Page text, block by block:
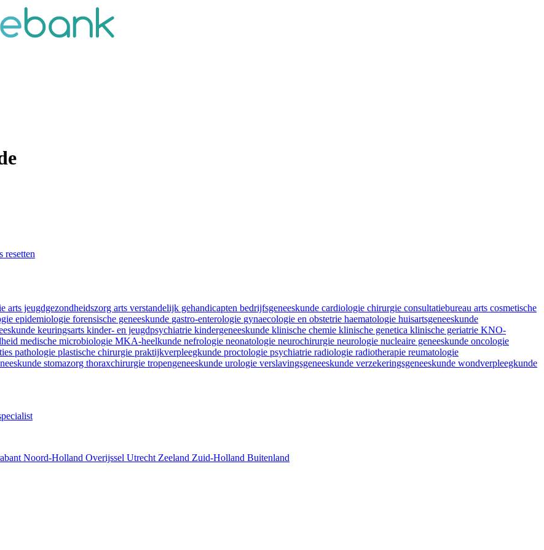
resetten
arts jeugdgezondheidszorg arts verstandelijk gehandicapten bedrijfsgeneeskunde cardiologie chirurgie consultatiebureau arts cosmetische
epidemiologie forensische geneeskunde gastro-enterologie gynaecologie en obstetrie haematologie huisartsgeneeskunde
keuringsarts kinder- en jeugdpsychiatrie kindergeneeskunde klinische chemie klinische genetica klinische geriatrie KNO-
medische microbiologie MKA-heelkunde nefrologie neonatologie neurochirurgie neurologie nucleaire geneeskunde oncologie
pathologie plastische chirurgie praktijkverpleegkunde proctologie psychiatrie radiologie radiotherapie reumatologie
stomazorg thoraxchirurgie tropengeneeskunde urologie verslavingsgeneeskunde verzekeringsgeneeskunde wondverpleegkunde
Noord-Holland Overijssel Utrecht Zeeland Zuid-Holland Buitenland